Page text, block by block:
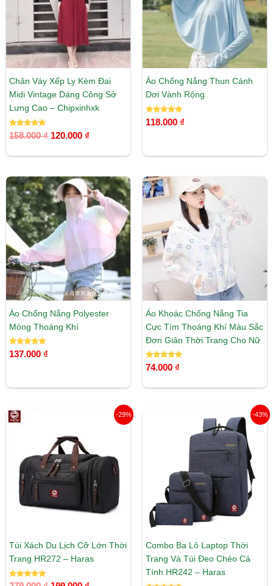
Chân Váy Xếp Ly Kèm Đai
Midi Vintage Dáng Công Sở
Lưng Cao – Chipxinhxk
Được xếp
hạng
158.000₫ 120.000 ₫
Áo Chống Nắng Thun Cánh
Dơi Vành Rộng
Được xếp
hạng
118.000 ₫
Áo Chống Nắng Polyester
Mỏng Thoáng Khí
Được xếp
hạng
137.000 ₫
Áo Khoác Chống Nắng Tia
Cực Tím Thoáng Khí Màu Sắc
Đơn Giản Thời Trang Cho Nữ
Được xếp
hạng
74.000 ₫
-29%
Túi Xách Du Lịch Cỡ Lớn Thời
Trang HR272 – Haras
Được xếp
là:
279.000 ₫.
199.000 ₫.
-43%
Combo Ba Lô Laptop Thời
Trang Và Túi Đeo Chéo Cá
Tính HR242 – Haras
là:
350.000 ₫.
hiện
tại
là:
199.000 ₫.